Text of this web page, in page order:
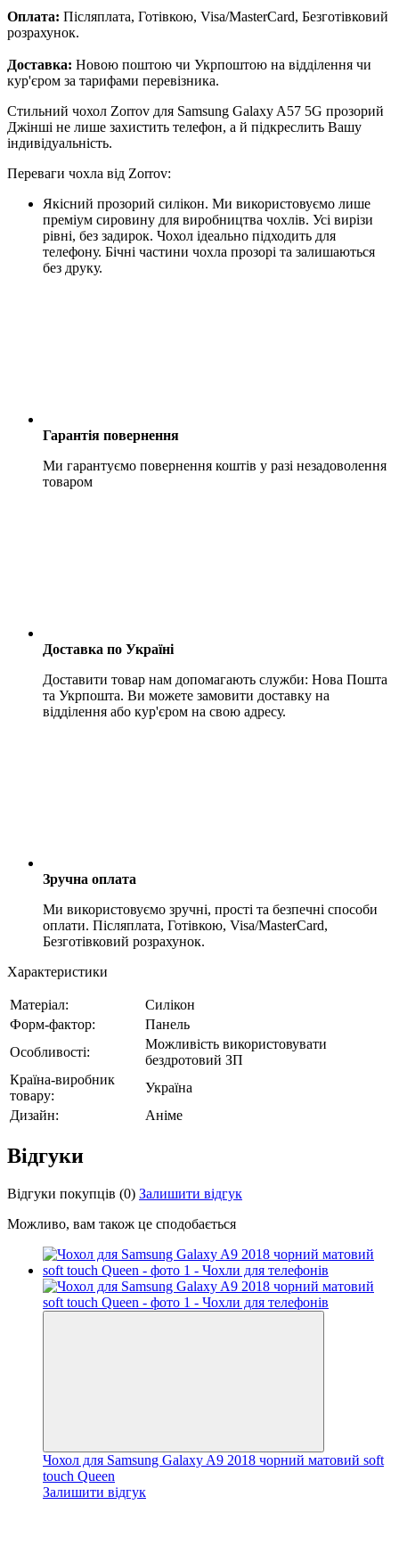
Оплата: Післяплата, Готівкою, Visa/MasterCard, Безготівковий
розрахунок.
Доставка: Новою поштою чи Укрпоштою на відділення чи
кур'єром за тарифами перевізника.
Стильний чохол Zorrov для Samsung Galaxy A57 5G прозорий
Джінші не лише захистить телефон, а й підкреслить Вашу
індивідуальність.
Переваги чохла від Zorrov:
Якісний прозорий силікон. Ми використовуємо лише
преміум сировину для виробництва чохлів. Усі вирізи
рівні, без задирок. Чохол ідеально підходить для
телефону. Бічні частини чохла прозорі та залишаються
без друку.
Гарантія повернення
Ми гарантуємо повернення коштів у разі незадоволення
товаром
Доставка по Україні
Доставити товар нам допомагають служби: Нова Пошта
та Укрпошта. Ви можете замовити доставку на
відділення або кур'єром на свою адресу.
Зручна оплата
Ми використовуємо зручні, прості та безпечні способи
оплати. Післяплата, Готівкою, Visa/MasterCard,
Безготівковий розрахунок.
Характеристики
Матеріал:
Силікон
Форм-фактор:
Панель
Особливості:
Можливість використовувати
бездротовий ЗП
Країна-виробник
товару:
Україна
Дизайн:
Аніме
Відгуки
Відгуки покупців (0) Залишити відгук
Можливо, вам також це сподобається
Чохол для Samsung Galaxy A9 2018 чорний матовий soft
touch Queen
Залишити відгук